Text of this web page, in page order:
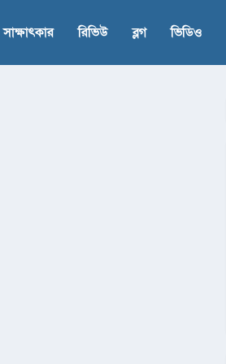
সাক্ষাৎকার রিভিউ ব্লগ ভিডিও